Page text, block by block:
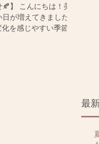
】 こんにちは！美鍼
が増えてきましたね
を感じやすい季節。
最